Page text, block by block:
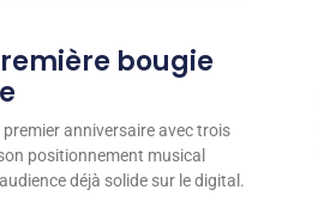
bougie
anniversaire avec trois
positionnement musical
déjà solide sur le digital.